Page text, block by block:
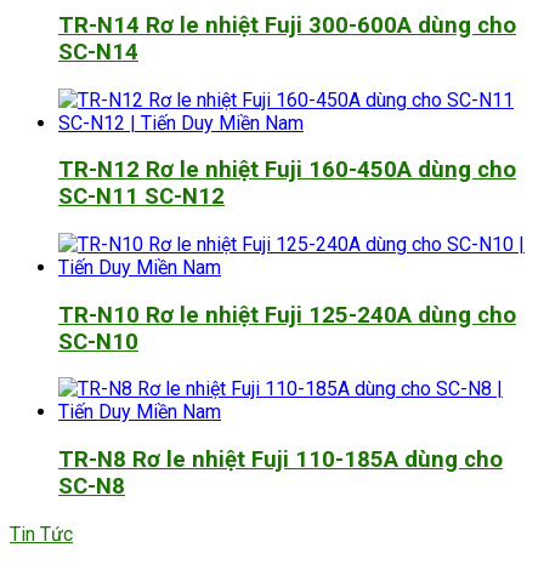
TR-N14 Rơ le nhiệt Fuji 300-600A dùng cho
SC-N14
TR-N12 Rơ le nhiệt Fuji 160-450A dùng cho
SC-N11 SC-N12
TR-N10 Rơ le nhiệt Fuji 125-240A dùng cho
SC-N10
TR-N8 Rơ le nhiệt Fuji 110-185A dùng cho
SC-N8
Tin Tức